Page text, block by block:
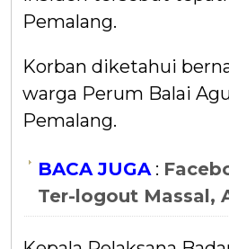
Pemalang.
Korban diketahui
warga Perum Balai
Pemalang.
BACA JUGA:
Ter-logout Massal,